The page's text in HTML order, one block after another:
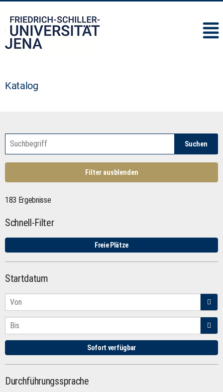
Katalog
Suchen
Filter ausblenden
183 Ergebnisse
Schnell-Filter
Freie Plätze
Startdatum
Sofort verfügbar
Durchführungssprache